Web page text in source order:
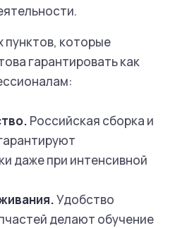
пунктов, которые
гарантировать как
Российская сборка и
даже при интенсивной
Удобство
делают обучение